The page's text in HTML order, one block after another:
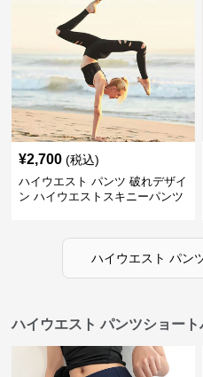
¥2,700 (税込)
ハイウエスト パンツ 破れデザイ
ン ハイウエストスキニーパンツ
ハイウエスト パン
ハイウエスト パンツショー